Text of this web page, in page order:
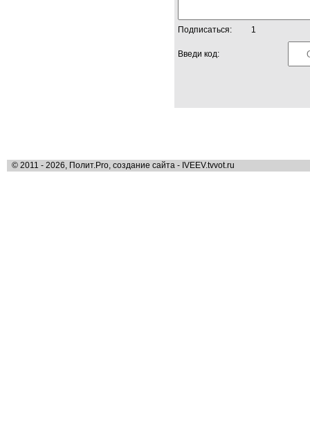
Подписаться: 1
Введи код:
© 2011 - 2026, Полит.Pro, создание сайта - IVEEV.tvvot.ru